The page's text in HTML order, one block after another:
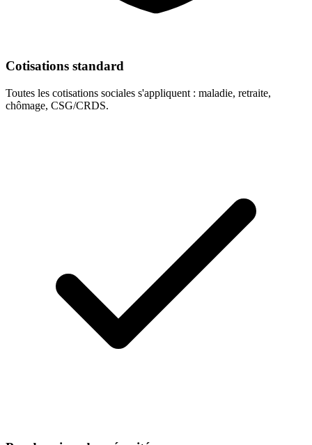
Cotisations standard
Toutes les cotisations sociales s'appliquent : maladie, retraite,
chômage, CSG/CRDS.